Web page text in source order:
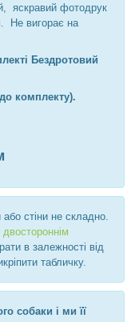
яскравий фотодрук
Не вигорає на
Бездротовий
комплекту).
або стіни не складно.
двостороннім
в залежності від
табличку.
собаки і ми її